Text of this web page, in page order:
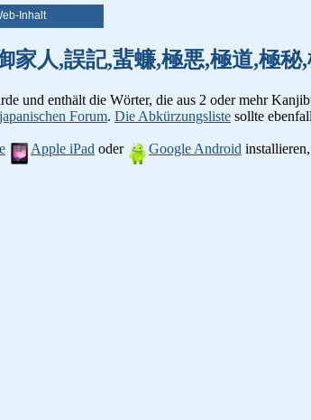
Inhalt
人,誤記,蜚蠊,極悪,極道,極秘
und enthält die Wörter, die aus 2 oder mehr
Forum. Die Abkürzungsliste sollte
Apple iPad oder Google Android